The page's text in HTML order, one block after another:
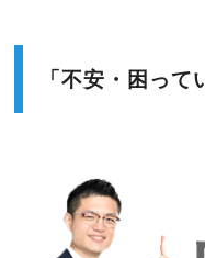
「不安・困っ